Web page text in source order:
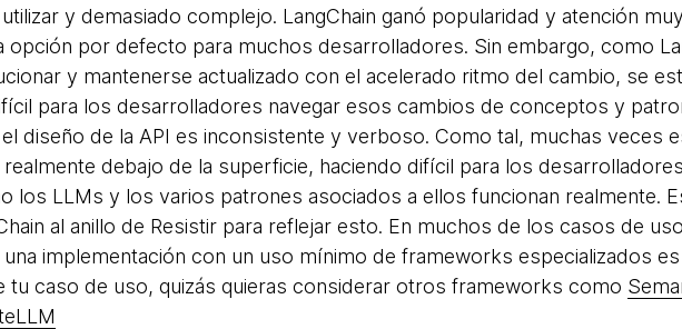
y demasiado complejo. LangChain ganó popularidad y atención
opción por defecto para muchos desarrolladores. Sin embargo, como
y mantenerse actualizado con el acelerado ritmo del cambio, se
para los desarrolladores navegar esos cambios de conceptos y
diseño de la API es inconsistente y verboso. Como tal, muchas veces
debajo de la superficie, haciendo difícil para los
los LLMs y los varios patrones asociados a ellos funcionan realmente.
al anillo de Resistir para reflejar esto. En muchos de los casos de
implementación con un uso mínimo de frameworks especializados
tu caso de uso, quizás quieras considerar otros frameworks como